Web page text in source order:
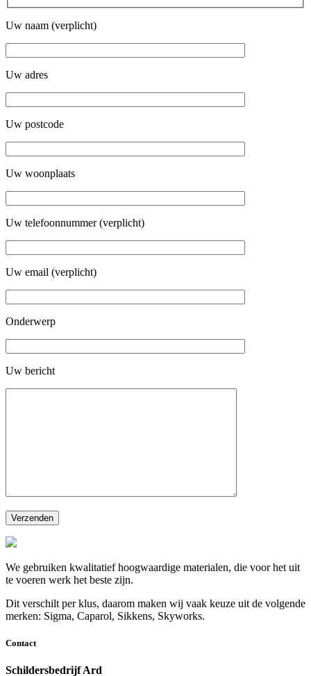
Uw naam (verplicht)
Uw adres
Uw postcode
Uw woonplaats
Uw telefoonnummer (verplicht)
Uw email (verplicht)
Onderwerp
Uw bericht
We gebruiken kwalitatief hoogwaardige materialen, die voor het uit
te voeren werk het beste zijn.
Dit verschilt per klus, daarom maken wij vaak keuze uit de volgende
merken: Sigma, Caparol, Sikkens, Skyworks.
Contact
Schildersbedrijf Ard